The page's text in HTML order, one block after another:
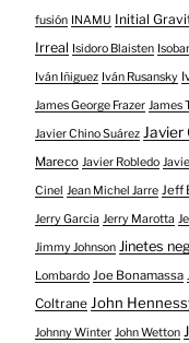
fusión INAMU Initial
Irreal Isidoro Blaisten Isobar
Iván Iñiguez Iván Rusansky
James George Frazer James
Javier Chino Suárez Javier
Mareco Javier Robledo
Cinel Jean Michel Jarre Jeff
Jerry Garcia Jerry Marotta
Jimmy Johnson Jinetes
Lombardo Joe Bonamassa
Coltrane John
Johnny Winter John Wetton